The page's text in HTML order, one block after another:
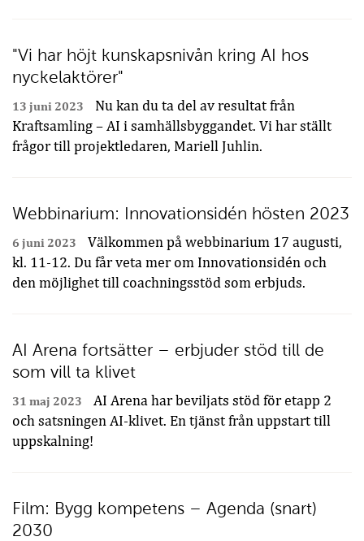
"Vi har höjt kunskapsnivån kring AI hos
nyckelaktörer"
13 juni 2023
Nu kan du ta del av resultat från
Kraftsamling – AI i samhällsbyggandet. Vi har ställt
frågor till projektledaren, Mariell Juhlin.
Webbinarium: Innovationsidén hösten 2023
6 juni 2023
Välkommen på webbinarium 17 augusti,
kl. 11-12. Du får veta mer om Innovationsidén och
den möjlighet till coachningsstöd som erbjuds.
AI Arena fortsätter – erbjuder stöd till de
som vill ta klivet
31 maj 2023
AI Arena har beviljats stöd för etapp 2
och satsningen AI-klivet. En tjänst från uppstart till
uppskalning!
Film: Bygg kompetens – Agenda (snart)
2030